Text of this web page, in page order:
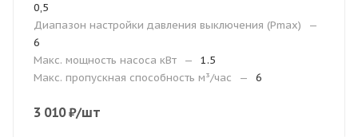
0,5
Диапазон настройки давления выключения (Рmax)
—
6
Макс. мощность насоса кВт
—
1.5
Макс. пропускная способность м³/час
— 6
3 010₽/шт